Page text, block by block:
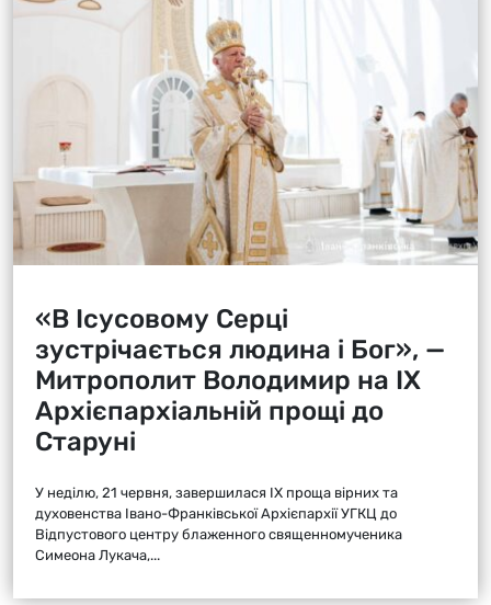
«В Ісусовому Серці
зустрічається людина і Бог», —
Митрополит Володимир на ІХ
Архієпархіальній прощі до
Старуні
У неділю, 21 червня, завершилася ІХ проща вірних та
духовенства Івано-Франківської Архієпархії УГКЦ до
Відпустового центру блаженного священномученика
Симеона Лукача,...